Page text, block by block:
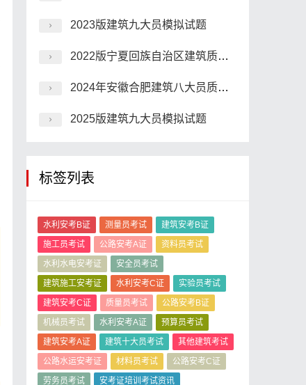
2023版建筑九大员模拟试题
2022版宁夏回族自治区建筑质量员在线考试电子题库
2024年安徽合肥建筑八大员质量员，如何一次就考过？
2025版建筑九大员模拟试题
标签列表
水利安考B证 测量员考试
建筑安考B证
施工员考试
公路安考A证
资料员考试
水利水电安考证
安全员考试
建筑施工安考证
水利安考C证
实验员考试
建筑安考C证
质量员考试
公路安考B证
机械员考试
水利安考A证
预算员考试
建筑安考A证
建筑十大员考试
其他建筑考试
公路水运安考证
材料员考试
公路安考C证
劳务员考试
安考证培训考试资讯